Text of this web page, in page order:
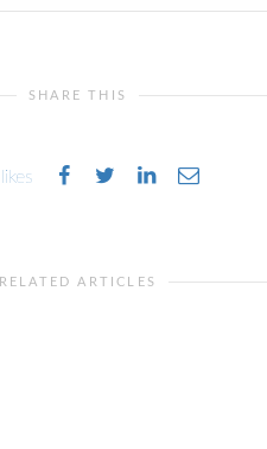
SHARE THIS
likes
RELATED ARTICLES